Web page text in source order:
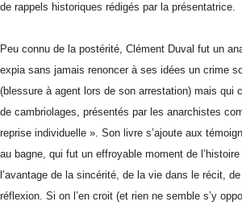
de rappels historiques rédigés par la présentatrice.
Peu connu de la postérité, Clément Duval fut un
expia sans jamais renoncer à ses idées un crime
(blessure à agent lors de son arrestation) mais qui
de cambriolages, présentés par les anarchistes
reprise individuelle ». Son livre s’ajoute aux
au bagne, qui fut un effroyable moment de
l’avantage de la sincérité, de la vie dans le récit,
réflexion. Si on l’en croit (et rien ne semble s’y